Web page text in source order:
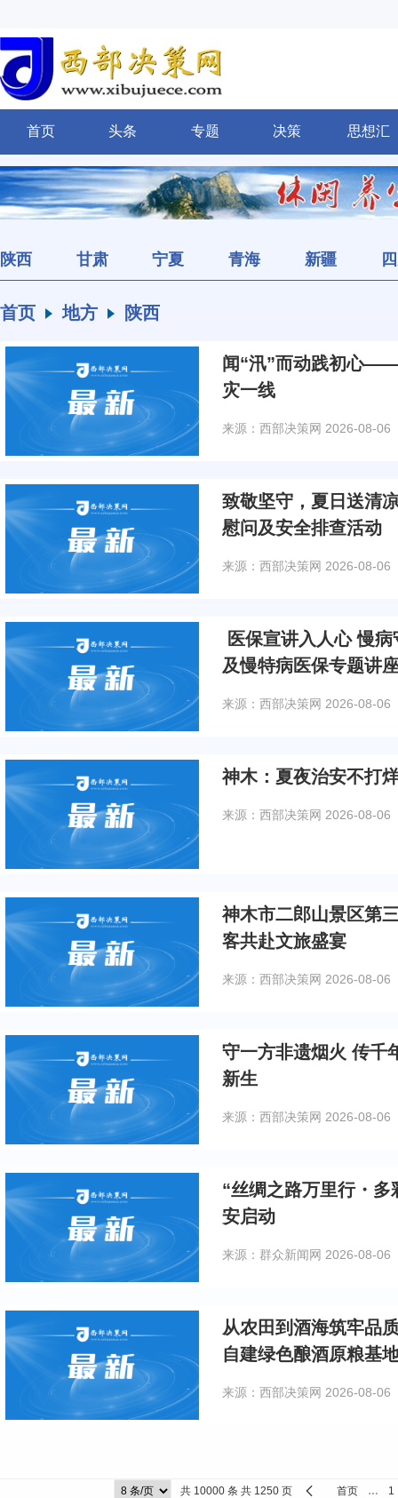
首页 头条 专题 决策 思想汇
陕西 甘肃 宁夏 青海 新疆
首页 地方 陕西
闻“汛”而动践初心
灾一线
来源：西部决策网 2026-08-06
致敬坚守，夏日送清
慰问及安全排查活动
来源：西部决策网 2026-08-06
医保宣讲入人心 慢
及慢特病医保专题讲
来源：西部决策网 2026-08-06
神木：夏夜治安不打
来源：西部决策网 2026-08-06
神木市二郎山景区第三届蟠桃
客共赴文旅盛宴
来源：西部决策网 2026-08-06
守一方非遗烟火 传
新生
来源：西部决策网 2026-08-06
“丝绸之路万里行・
安启动
来源：群众新闻网 2026-08-06
从农田到酒海筑牢品
自建绿色酿酒原粮基
来源：西部决策网 2026-08-06
共 10000 条 共 1250 页 首页 … 1